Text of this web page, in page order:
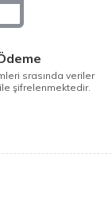
srasında veriler
şifrelenmektedir.